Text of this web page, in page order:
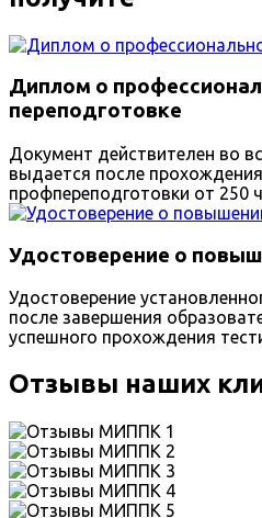
Диплом о
переподготовке
Документ действителен во
выдается после
профпереподготовки от 250
Удостоверение о
Удостоверение
после завершения
успешного прохождения
Отзывы наших